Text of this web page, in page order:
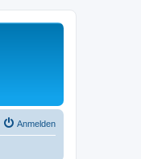
Anmelden